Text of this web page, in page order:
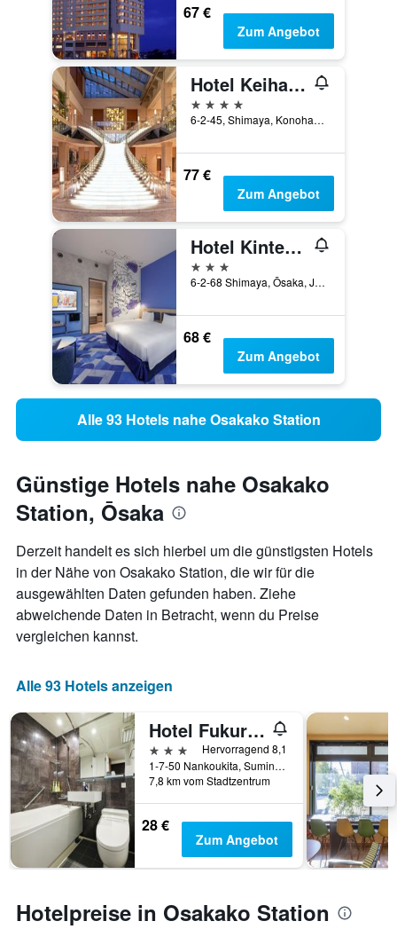
67 €
Zum Angebot
Hotel Keihan Universal Tower
4 Sterne
6-2-45, Shimaya, Konohana-ku, Ōsaka, Japan
77 €
Zum Angebot
Hotel Kintetsu Universal City
3 Sterne
6-2-68 Shimaya, Ōsaka, Japan
68 €
Zum Angebot
Alle 93 Hotels nahe Osakako Station
Günstige Hotels nahe Osakako
Station, Ōsaka
Derzeit handelt es sich hierbei um die günstigsten Hotels
in der Nähe von Osakako Station, die wir für die
ausgewählten Daten gefunden haben. Ziehe
abweichende Daten in Betracht, wenn du Preise
vergleichen kannst.
Alle 93 Hotels anzeigen
Hotel Fukuracia Osaka-Bay
3 Sterne
Hervorragend 8,1
1-7-50 Nankoukita, Suminoe-ku, Ōsaka, Japan
7,8 km vom Stadtzentrum
28 €
Zum Angebot
Hotelpreise in Osakako Station